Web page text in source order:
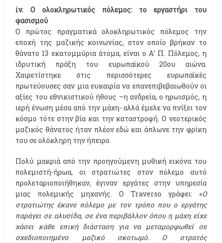
iv. O ολοκληρωτικός πόλεμος: το εργαστήρι του
φασισμού
Ο πρώτος πραγματικά ολοκληρωτικός πόλεμος την
εποχή της μαζικής κοινωνίας, στον οποίο βρήκαν το
θάνατο 13 εκατομμύρια άτομα, είναι ο Α’ Π. Πόλεμος, η
ιδρυτική πράξη του ευρωπαϊκού 20ου αιώνα.
Χαιρετίστηκε στις περισσότερες ευρωπαϊκές
πρωτεύουσες σαν μια ευκαιρία να επανεπιβεβαιωθούν οι
αξίες του εθνικιστικού ήθους –η ανδρεία, ο ηρωισμός, η
ιερή ένωση μέσα από την μάχη- αλλά έμελε να πνίξει τον
κόσμο τότε στην βία και την καταστροφή. Ο νεοτερικός
μαζικός θάνατος ήταν πλέον εδώ και άπλωνε την φρίκη
του σε ολόκληρη την ήπειρο.
Πολύ μακριά από την προηγούμενη μυθική εικόνα του
πολεμιστή-ήρωα, οι στρατιώτες στον πόλεμο αυτό
προλεταριοποιήθηκαν, έγιναν εργάτες στην υπηρεσία
μιας πολεμικής μηχανής. Ο Traverso γράφει: «Ο
στρατιώτης έκανε πόλεμο με τον τρόπο που ο εργάτης
παράγει σε αλυσίδα, σε ένα περιβάλλον όπου η μάχη είχε
χάσει κάθε επική διάσταση για να μεταμορφωθεί σε
σχεδιοποιημένο μαζικό σκοτωμό. Ο στρατός